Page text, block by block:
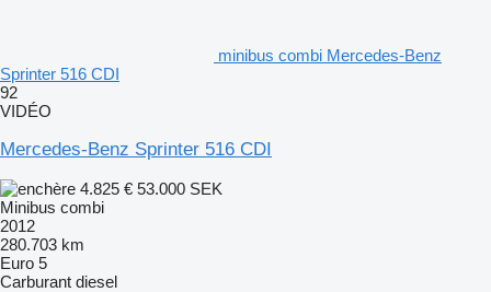
minibus combi Mercedes-Benz
Sprinter 516 CDI
92
VIDÉO
Mercedes-Benz Sprinter 516 CDI
4.825 € 53.000 SEK
Minibus combi
2012
280.703 km
Euro 5
Carburant diesel